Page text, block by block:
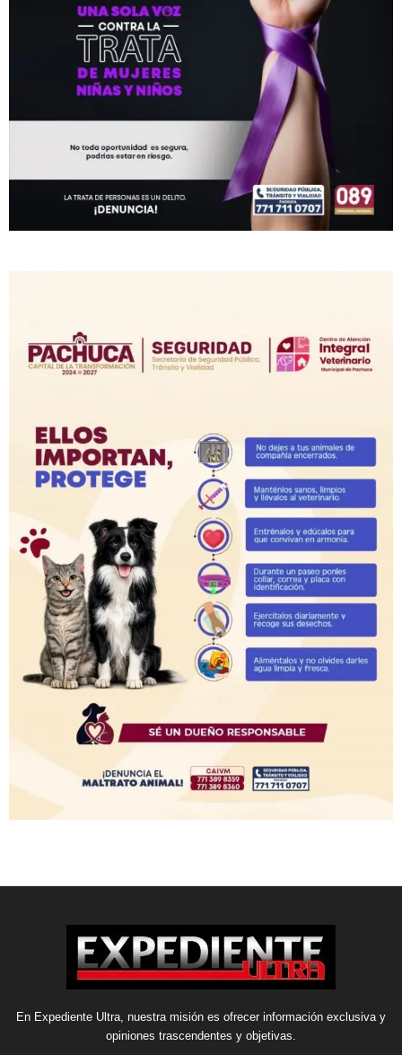
En Expediente Ultra, nuestra misión es ofrecer información exclusiva y
opiniones trascendentes y objetivas.